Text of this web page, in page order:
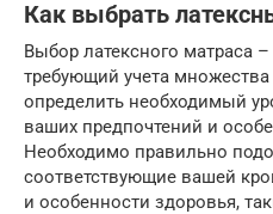
Как выбрать
Выбор латексного матраса
требующий учета
определить необходимый
ваших предпочтений и
Необходимо правильно
соответствующие вашей
и особенности здоровья,